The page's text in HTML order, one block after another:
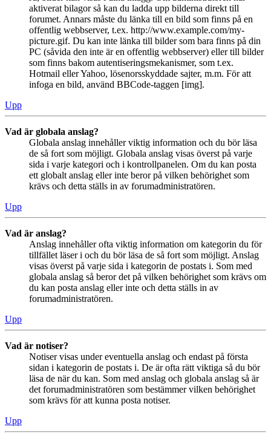
aktiverat bilagor så kan du ladda upp bilderna direkt till
forumet. Annars måste du länka till en bild som finns på en
offentlig webbserver, t.ex. http://www.example.com/my-
picture.gif. Du kan inte länka till bilder som bara finns på din
PC (såvida den inte är en offentlig webbserver) eller till bilder
som finns bakom autentiseringsmekanismer, som t.ex.
Hotmail eller Yahoo, lösenorsskyddade sajter, m.m. För att
infoga en bild, använd BBCode-taggen [img].
Upp
Vad är globala anslag?
Globala anslag innehåller viktig information och du bör läsa
de så fort som möjligt. Globala anslag visas överst på varje
sida i varje kategori och i kontrollpanelen. Om du kan posta
ett globalt anslag eller inte beror på vilken behörighet som
krävs och detta ställs in av forumadministratören.
Upp
Vad är anslag?
Anslag innehåller ofta viktig information om kategorin du för
tillfället läser i och du bör läsa de så fort som möjligt. Anslag
visas överst på varje sida i kategorin de postats i. Som med
globala anslag så beror det på vilken behörighet som krävs om
du kan posta anslag eller inte och detta ställs in av
forumadministratören.
Upp
Vad är notiser?
Notiser visas under eventuella anslag och endast på första
sidan i kategorin de postats i. De är ofta rätt viktiga så du bör
läsa de när du kan. Som med anslag och globala anslag så är
det forumadministratören som bestämmer vilken behörighet
som krävs för att kunna posta notiser.
Upp